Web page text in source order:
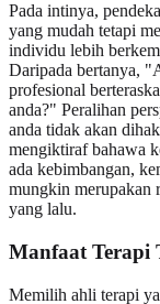
Pada intinya,
yang mudah tetapi
individu lebih
Daripada bertanya,
profesional
anda?" Peralihan
anda tidak akan
mengiktiraf bahawa
ada kebimbangan,
mungkin merupakan
yang lalu.
Manfaat Terapi
Memilih ahli terapi